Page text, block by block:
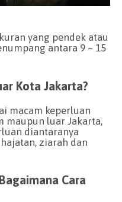
yang pendek atau
antara 9 – 15
Kota Jakarta?
macam keperluan
maupun luar Jakarta,
diantaranya
ziarah dan
Cara